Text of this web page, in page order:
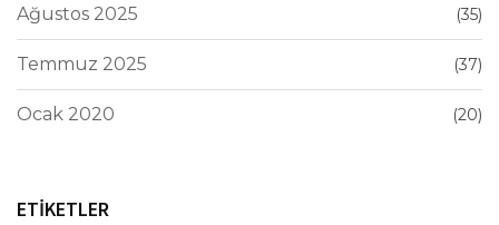
Ağustos 2025 (35)
Temmuz 2025 (37)
Ocak 2020 (20)
ETİKETLER